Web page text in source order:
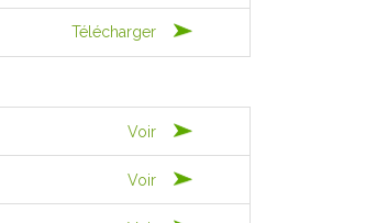
Télécharger
Voir
Voir